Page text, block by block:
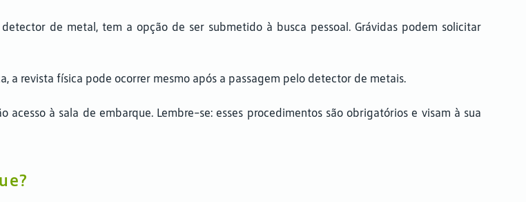
de metal, tem a opção de ser submetido à busca pessoal. Grávidas podem solicitar
a revista física pode ocorrer mesmo após a passagem pelo detector de metais.
acesso à sala de embarque. Lembre-se: esses procedimentos são obrigatórios e visam à sua